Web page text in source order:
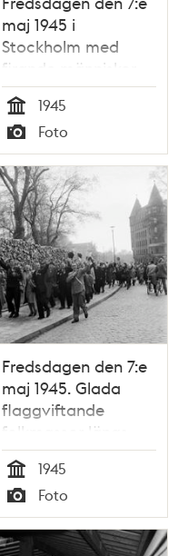
maj 1945 i
Stockholm med
firande människor
på gatan.
Tid
1945
Typ
Foto
Fredsdagen den 7:e
maj 1945. Glada
flaggviftande
folkmassor längs
Strandvägens östra
del. Till vänster
vedtravar längs
gatan.
Tid
1945
Typ
Foto